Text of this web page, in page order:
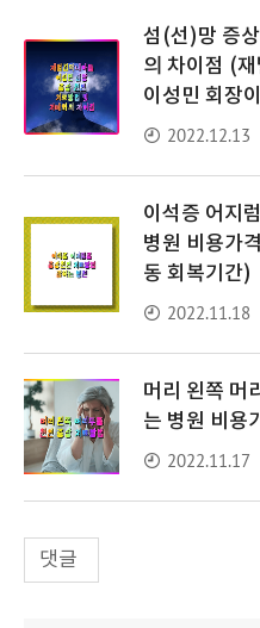
섬(선)망 증
의 차이점 (
이성민 회장
2022.12.13
이석증 어지
병원 비용가
동 회복기간)
2022.11.18
머리 왼쪽 머
는 병원 비용
2022.11.17
댓글